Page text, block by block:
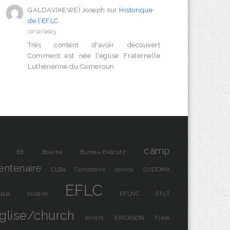
GALDAVIKEWEÏ Joseph sur Historique
de l’EFLC
17/12/2023
Très content d'avoir découvert
Comment est née l'église Fraternelle
Luthérienne du Cameroun
BE Bourha Bureau Exécutif
camp
CLBA Consistoire corona DJIDOMA
ecodim EFLC EFLNC EFLT
church enfant ERICKSON Filles